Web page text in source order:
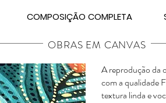
COMPOSIÇÃO COMPLETA
OBRAS EM CANVAS
A reprodução da
com a qualidade
textura linda e